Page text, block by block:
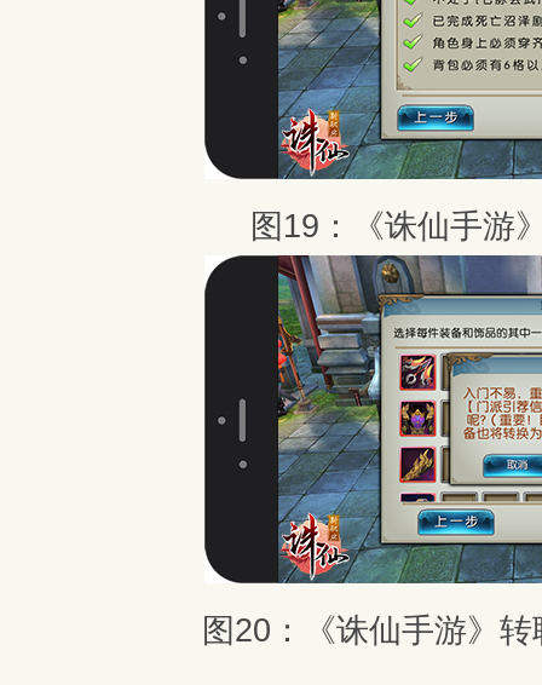
图19：《诛仙手游
图20：《诛仙手游》